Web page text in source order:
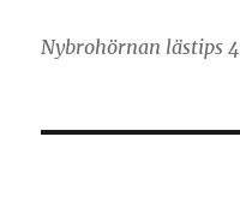
Nybrohörnan lästips 4